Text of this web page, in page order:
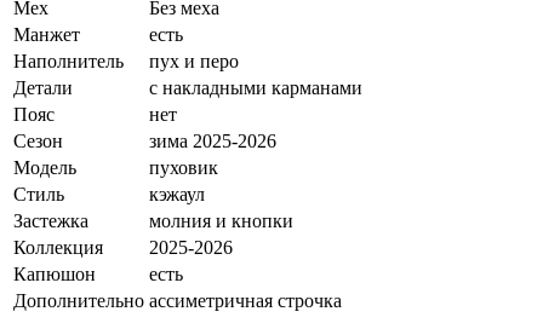
Мех
Без меха
Манжет
есть
Наполнитель
пух и перо
Детали
с накладными карманами
Пояс
нет
Сезон
зима 2025-2026
Модель
пуховик
Стиль
кэжаул
Застежка
молния и кнопки
Коллекция
2025-2026
Капюшон
есть
Дополнительно ассиметричная строчка